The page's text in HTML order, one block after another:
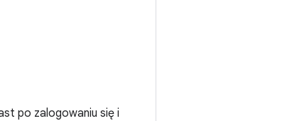
po zalogowaniu się i